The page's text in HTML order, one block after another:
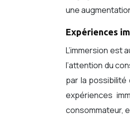
une
Expériences
L’immersion est
l’attention du
par la possibilité
expériences
consommateur,